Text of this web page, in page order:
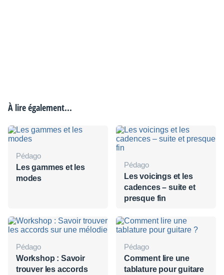
À lire également...
Pédago
Les gammes et les
modes
Pédago
Les voicings et les
cadences – suite et
presque fin
Pédago
Workshop : Savoir
trouver les accords
Pédago
Comment lire une
tablature pour guitare